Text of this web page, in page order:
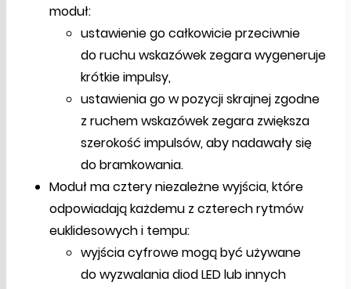
moduł:
ustawienie go całkowicie przeciwnie
do ruchu wskazówek zegara wygeneruje
krótkie impulsy,
ustawienia go w pozycji skrajnej zgodne
z ruchem wskazówek zegara zwiększa
szerokość impulsów, aby nadawały się
do bramkowania.
Moduł ma cztery niezależne wyjścia, które
odpowiadają każdemu z czterech rytmów
euklidesowych i tempu:
wyjścia cyfrowe mogą być używane
do wyzwalania diod LED lub innych